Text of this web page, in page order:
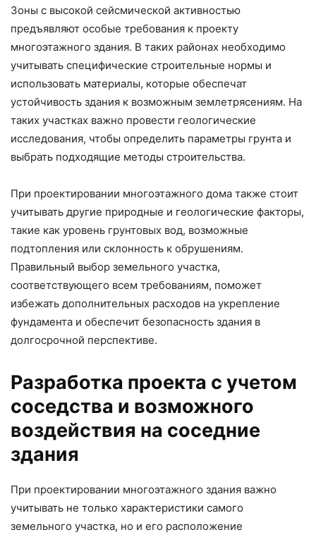
Зоны с высокой сейсмической активностью
предъявляют особые требования к проекту
многоэтажного здания. В таких районах необходимо
учитывать специфические строительные нормы и
использовать материалы, которые обеспечат
устойчивость здания к возможным землетрясениям. На
таких участках важно провести геологические
исследования, чтобы определить параметры грунта и
выбрать подходящие методы строительства.
При проектировании многоэтажного дома также стоит
учитывать другие природные и геологические факторы,
такие как уровень грунтовых вод, возможные
подтопления или склонность к обрушениям.
Правильный выбор земельного участка,
соответствующего всем требованиям, поможет
избежать дополнительных расходов на укрепление
фундамента и обеспечит безопасность здания в
долгосрочной перспективе.
Разработка проекта с учетом
соседства и возможного
воздействия на соседние
здания
При проектировании многоэтажного здания важно
учитывать не только характеристики самого
земельного участка, но и его расположение